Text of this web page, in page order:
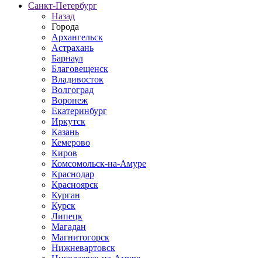
Санкт-Петербург
Назад
Города
Архангельск
Астрахань
Барнаул
Благовещенск
Владивосток
Волгоград
Воронеж
Екатеринбург
Иркутск
Казань
Кемерово
Киров
Комсомольск-на-Амуре
Краснодар
Красноярск
Курган
Курск
Липецк
Магадан
Магнитогорск
Нижневартовск